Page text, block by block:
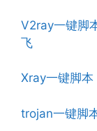
V2ray一键脚
飞
Xray一键脚
trojan一键脚